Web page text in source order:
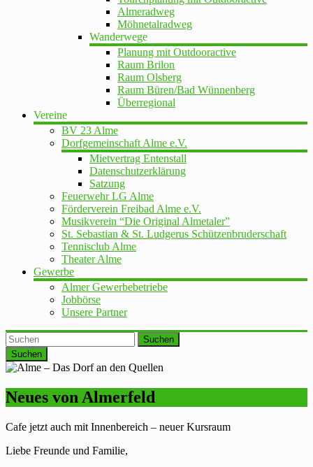
Almeradweg
Möhnetalradweg
Wanderwege
Planung mit Outdooractive
Raum Brilon
Raum Olsberg
Raum Büren/Bad Wünnenberg
Überregional
Vereine
BV 23 Alme
Dorfgemeinschaft Alme e.V.
Mietvertrag Entenstall
Datenschutzerklärung
Satzung
Feuerwehr LG Alme
Förderverein Freibad Alme e.V.
Musikverein “Die Original Almetaler”
St. Sebastian & St. Ludgerus Schützenbruderschaft
Tennisclub Alme
Theater Alme
Gewerbe
Almer Gewerbebetriebe
Jobbörse
Unsere Partner
Suchen
Neues von Almerfeld
Cafe jetzt auch mit Innenbereich – neuer Kursraum
Liebe Freunde und Familie,